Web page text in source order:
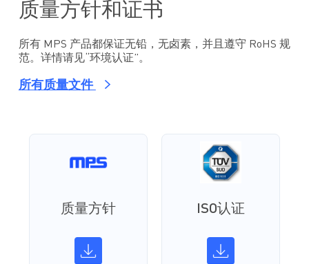
质量方针和证书
所有 MPS 产品都保证无铅，无卤素，并且遵守 RoHS 规
范。详情请见“环境认证”。
所有质量文件
质量方针 ISO认证